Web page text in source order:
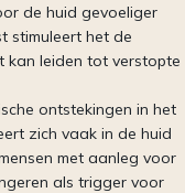
de huid gevoeliger
stimuleert het de
kan leiden tot verstopte
ontstekingen in het
zich vaak in de huid
met aanleg voor
als trigger voor